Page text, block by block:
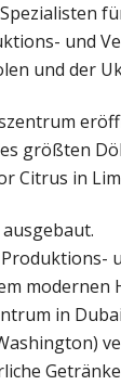
und
und der
größten
Citrus in
in